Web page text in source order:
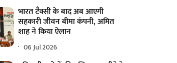
भारत टैक्सी के बाद अब आएगी
सहकारी जीवन बीमा कंपनी, अमित
शाह ने किया ऐलान
06 Jul 2026